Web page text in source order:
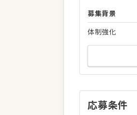
募集背景
体制強化
応募条件